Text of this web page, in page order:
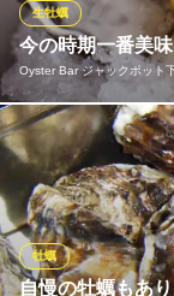
とんかつ・ステ
小田急線下北沢
東京都世田谷区北沢
今の時期一番美
Oyster Bar ジャックポット
生牡蠣
当店の牡蠣は全国
仕入れている牡蠣
ポットが自信を持
種のソース(自家製
好みでどうぞ♪季節
自慢の牡蠣もあ
牡蠣